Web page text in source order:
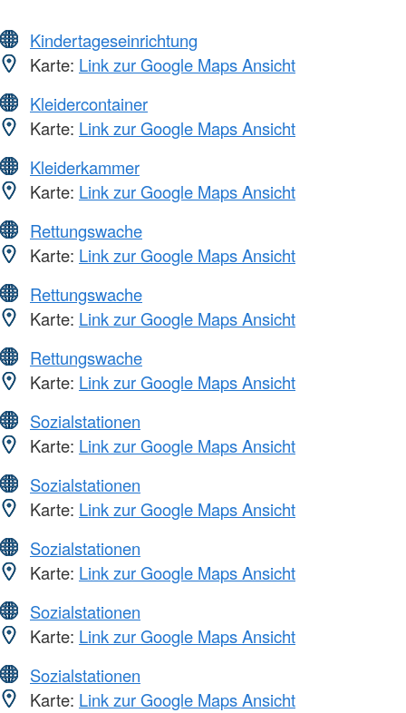
Kindertageseinrichtung
Karte: Link zur Google Maps Ansicht
Kleidercontainer
Karte: Link zur Google Maps Ansicht
Kleiderkammer
Karte: Link zur Google Maps Ansicht
Rettungswache
Karte: Link zur Google Maps Ansicht
Rettungswache
Karte: Link zur Google Maps Ansicht
Rettungswache
Karte: Link zur Google Maps Ansicht
Sozialstationen
Karte: Link zur Google Maps Ansicht
Sozialstationen
Karte: Link zur Google Maps Ansicht
Sozialstationen
Karte: Link zur Google Maps Ansicht
Sozialstationen
Karte: Link zur Google Maps Ansicht
Sozialstationen
Karte: Link zur Google Maps Ansicht